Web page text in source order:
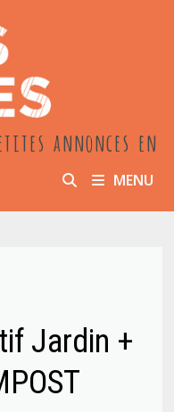
annonces en
MENU
Jardin +